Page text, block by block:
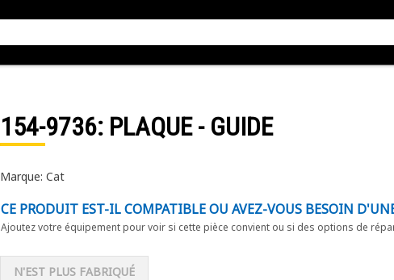
154-9736: PLAQUE - GUIDE
Marque: Cat
CE PRODUIT EST-IL COMPATIBLE OU AVEZ-VOUS BESOIN
Ajoutez votre équipement pour voir si cette pièce convient ou si des options de
N'EST PLUS FABRIQUÉ